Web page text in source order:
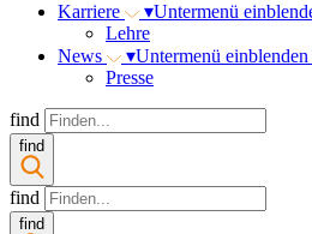
Karriere
▾Untermenü
Lehre
News
▾Untermenü einblenden
Presse
find
find
find
find